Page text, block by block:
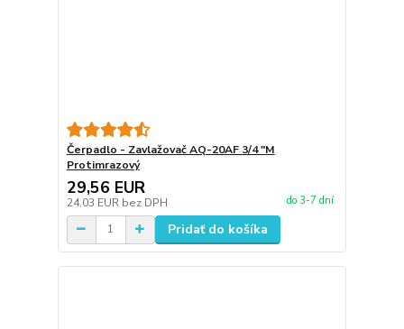
Čerpadlo - Zavlažovač AQ-20AF 3/4 "M
Protimrazový
29,56 EUR
24,03 EUR bez DPH do 3-7 dní
Pridať do košíka